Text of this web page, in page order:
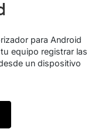
para Android
equipo registrar las
un dispositivo